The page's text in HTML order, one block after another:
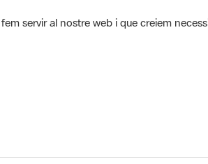
servir al nostre web i que creiem
de 5.